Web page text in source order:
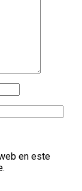
en este